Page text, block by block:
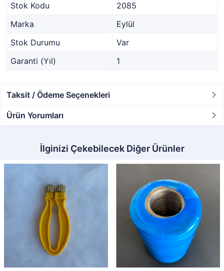
Stok Kodu
2085
Marka
Eylül
Stok Durumu
Var
Garanti (Yıl)
1
Taksit / Ödeme Seçenekleri
Ürün Yorumları
İlginizi Çekebilecek Diğer Ürünler